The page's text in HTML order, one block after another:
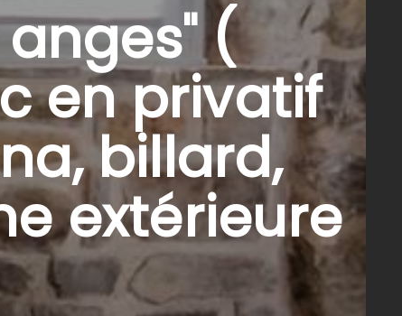
(
en privatif
billard,
extérieure